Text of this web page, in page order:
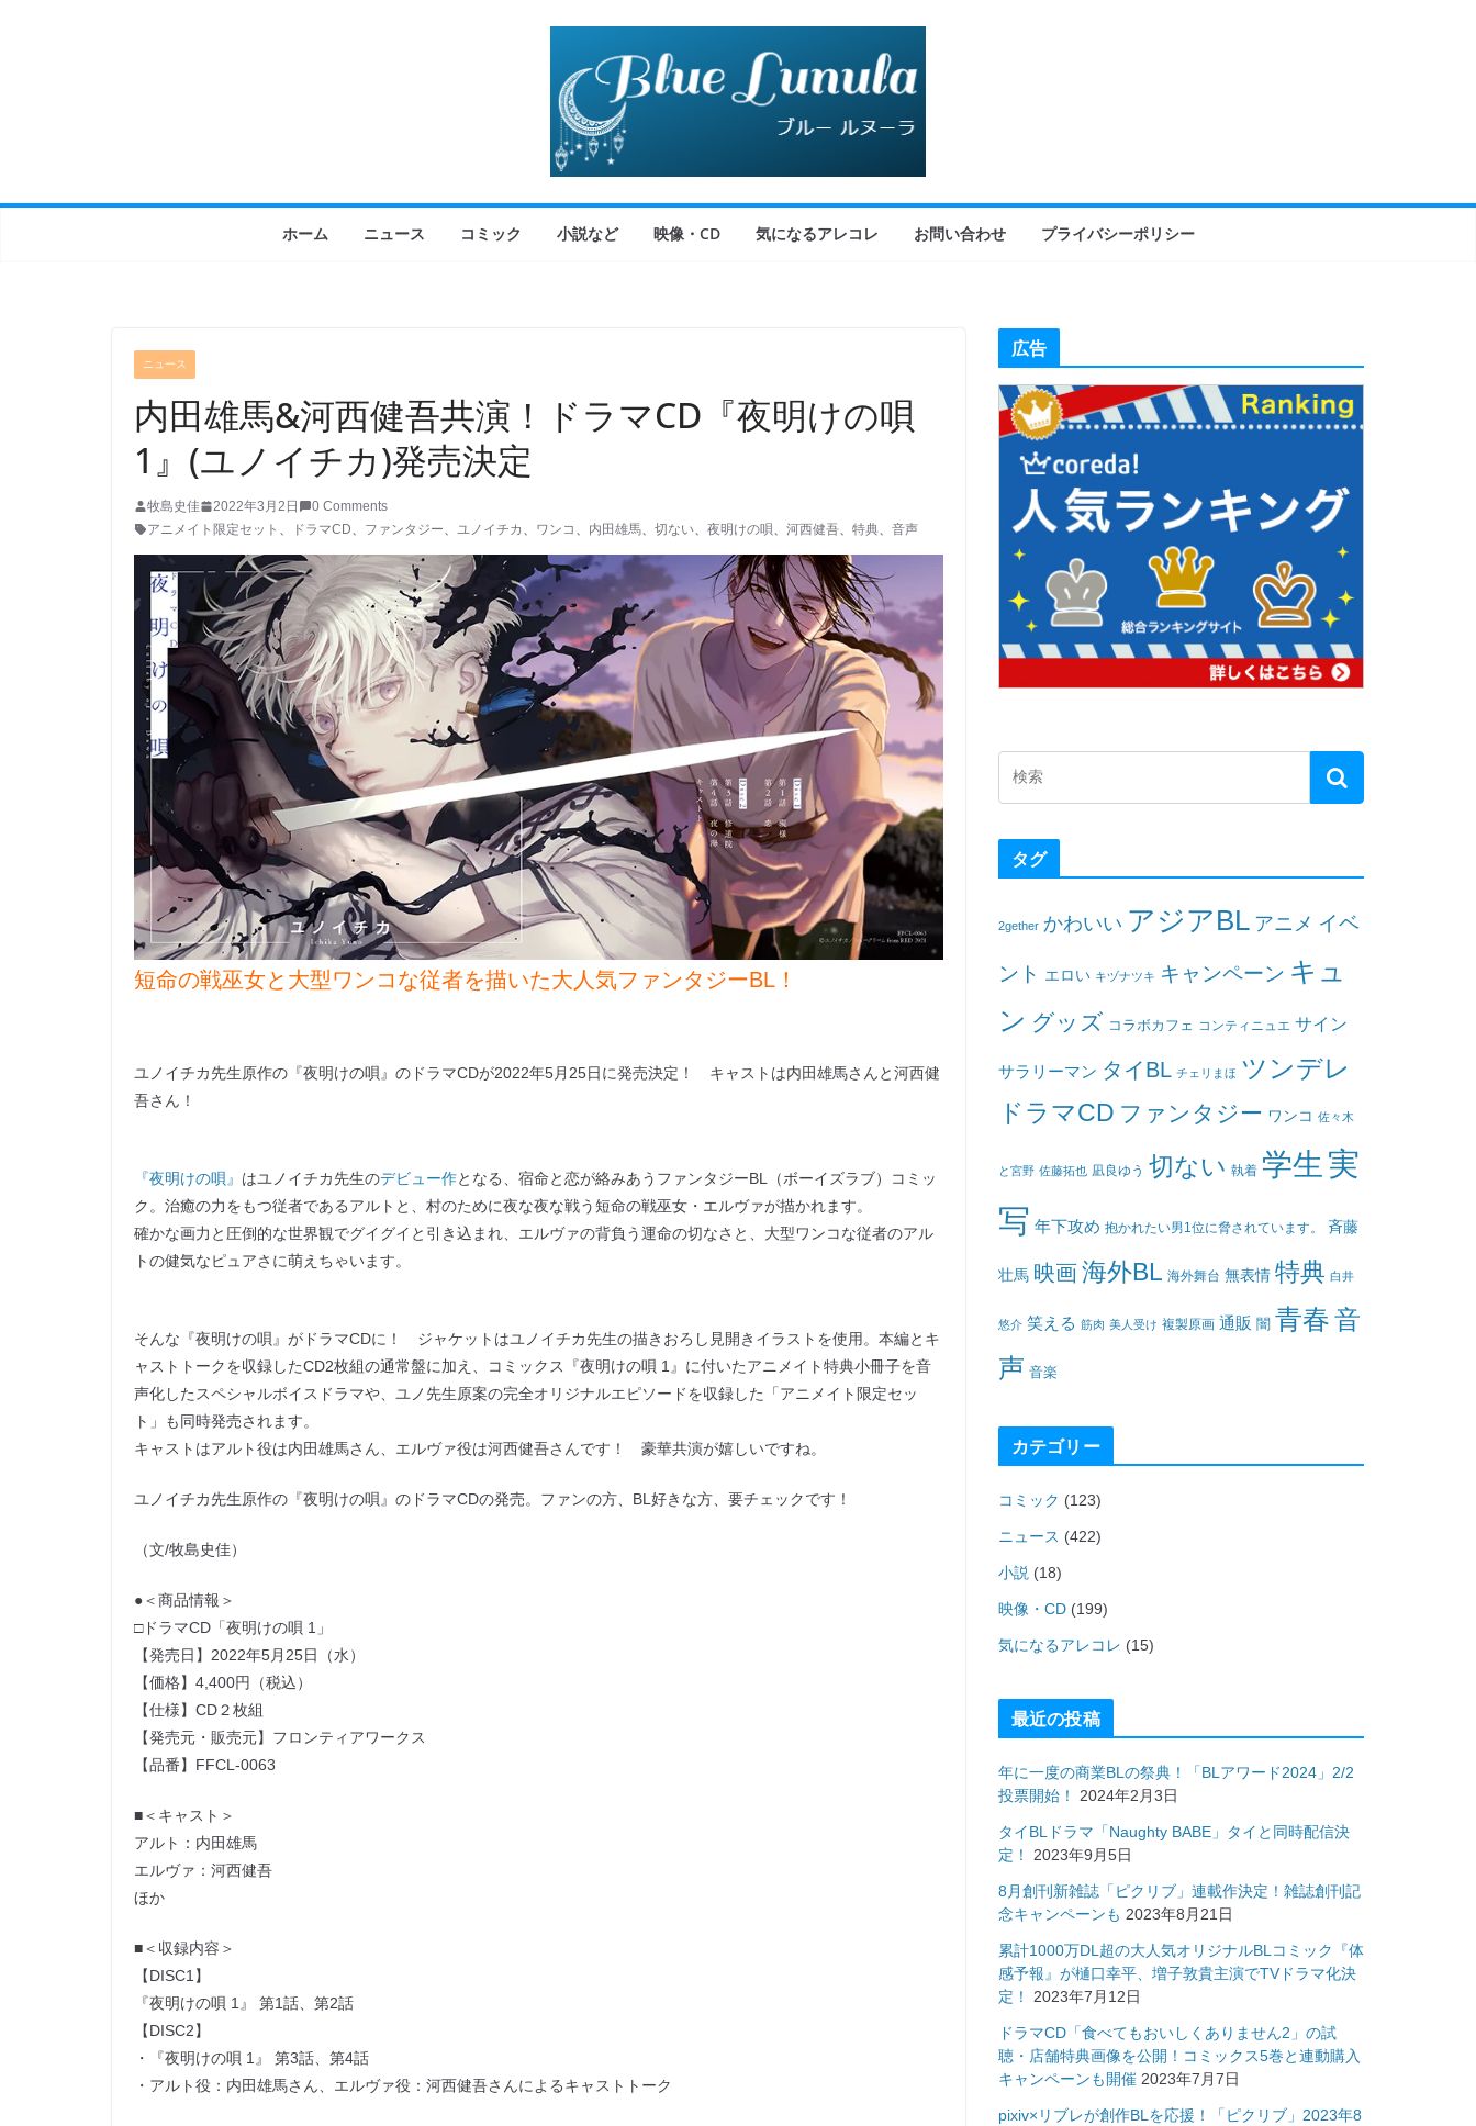
ホーム ニュース コミック 小説など 映像・CD 気になるアレコレ お問い合わせ プライバシーポリシー
ニュース
内田雄馬&河西健吾共演！ドラマCD『夜明けの唄
1』(ユノイチカ)発売決定
牧島史佳 2022年3月2日
0 Comments
アニメイト限定セット
ドラマCD ファンタジー ユノイチカ ワンコ 内田雄馬 切ない 夜明けの唄 河西健吾 特典 音声
短命の戦巫女と大型ワンコな従者を描いた大人気ファンタジーBL！
ユノイチカ先生原作の『夜明けの唄』のドラマCDが2022年5月25日に発売決定！ キャストは内田雄馬さんと河西健
吾さん！
『夜明けの唄』 はユノイチカ先生のデビュー作となる、宿命と恋が絡みあうファンタジーBL（ボーイズラブ）コミッ
ク。治癒の力をもつ従者であるアルトと、村のために夜な夜な戦う短命の戦巫女・エルヴァが描かれます。
確かな画力と圧倒的な世界観でグイグイと引き込まれ、エルヴァの背負う運命の切なさと、大型ワンコな従者のアル
トの健気なピュアさに萌えちゃいます。
そんな『夜明けの唄』がドラマCDに！ ジャケットはユノイチカ先生の描きおろし見開きイラストを使用。本編とキ
ャストトークを収録したCD2枚組の通常盤に加え、コミックス『夜明けの唄 1』に付いたアニメイト特典小冊子を音
声化したスペシャルボイスドラマや、ユノ先生原案の完全オリジナルエピソードを収録した「アニメイト限定セッ
ト」も同時発売されます。
キャストはアルト役は内田雄馬さん、エルヴァ役は河西健吾さんです！ 豪華共演が嬉しいですね。
ユノイチカ先生原作の『夜明けの唄』のドラマCDの発売。ファンの方、BL好きな方、要チェックです！
（文/牧島史佳）
●＜商品情報＞
□ドラマCD「夜明けの唄 1」
【発売日】2022年5月25日（水）
【価格】4,400円（税込）
【仕様】CD２枚組
【発売元・販売元】フロンティアワークス
【品番】FFCL-0063
■＜キャスト＞
アルト：内田雄馬
エルヴァ：河西健吾
ほか
■＜収録内容＞
【DISC1】
『夜明けの唄 1』 第1話、第2話
【DISC2】
・『夜明けの唄 1』 第3話、第4話
・アルト役：内田雄馬さん、エルヴァ役：河西健吾さんによるキャストトーク
広告
タグ
2gether かわいい アジアBL アニメ イベ
ント エロい キヅナツキ キャンペーン キュ
ン グッズ コラボカフェ コンティニュエ サイン
サラリーマン タイBL チェリまほ ツンデレ
ドラマCD ファンタジー ワンコ 佐々木
と宮野 佐藤拓也 凪良ゆう 切ない 執着 学生 実
写 年下攻め 抱かれたい男1位に脅されています。 斉藤
壮馬 映画海外BL 海外舞台 無表情 特典 白井
悠介 笑える 筋肉 美人受け 複製原画 通販 闇 青春音
声 音楽
カテゴリー
コミック (123)
ニュース (422)
小説 (18)
映像・CD (199)
気になるアレコレ (15)
最近の投稿
年に一度の商業BLの祭典！「BLアワード2024」2/2
投票開始！
2024年2月3日
タイBLドラマ「Naughty BABE」タイと同時配信決
定！
2023年9月5日
8月創刊新雑誌「ピクリブ」連載作決定！雑誌創刊記
念キャンペーンも 2023年8月21日
累計1000万DL超の大人気オリジナルBLコミック『体
感予報』が樋口幸平、増子敦貴主演でTVドラマ化決
定！
2023年7月12日
ドラマCD「食べてもおいしくありません2」の試
聴・店舗特典画像を公開！コミックス5巻と連動購入
キャンペーンも開催 2023年7月7日
pixiv×リブレが創作BLを応援！「ピクリブ」2023年8